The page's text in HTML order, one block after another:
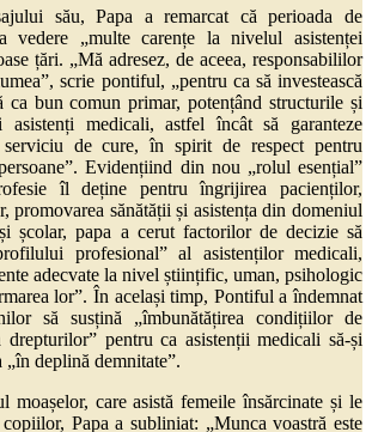
său, Papa a remarcat că perioada de
vedere „multe carențe la nivelul asistenței
țări. „Mă adresez, de aceea, responsabililor
scrie pontiful, „pentru ca să investească
ca bun comun primar, potențând structurile și
asistenți medicali, astfel încât să garanteze
de cure, în spirit de respect pentru
Evidențiind din nou „rolul esențial”
îl deține pentru îngrijirea pacienților,
promovarea sănătății și asistența din domeniul
școlar, papa a cerut factorilor de decizie să
profesional” al asistenților medicali,
adecvate la nivel științific, uman, psihologic
lor”. În același timp, Pontiful a îndemnat
să susțină „îmbunătățirea condițiilor de
drepturilor” pentru ca asistenții medicali să-și
„în deplină demnitate”.
moașelor, care asistă femeile însărcinate și le
Papa a subliniat: „Munca voastră este